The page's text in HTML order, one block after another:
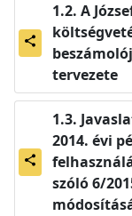
share
A
tervezete
share
2014. évi
szóló 6/